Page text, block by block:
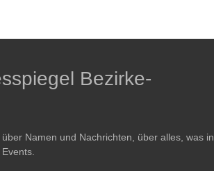
Bezirke-
Namen und Nachrichten, über alles, was in